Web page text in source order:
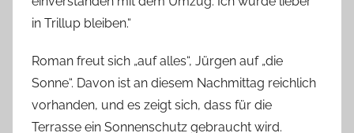
in Trillup bleiben.“
Roman freut sich „auf alles“, Jürgen auf „die
Sonne“. Davon ist an diesem Nachmittag reichlich
vorhanden, und es zeigt sich, dass für die
Terrasse ein Sonnenschutz gebraucht wird.